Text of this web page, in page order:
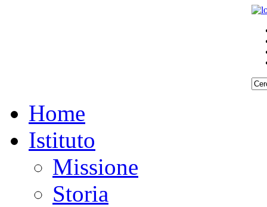
Home
Istituto
Missione
Storia